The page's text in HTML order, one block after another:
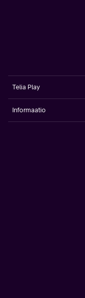
Telia Play
Informaatio